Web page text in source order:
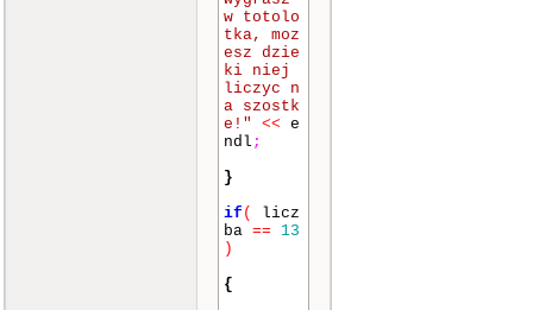
w totolo
tka, moz
esz dzie
ki niej
liczyc n
a szostk
e!"
<< e
ndl ;
}
if (
licz
ba ==
13
)
{